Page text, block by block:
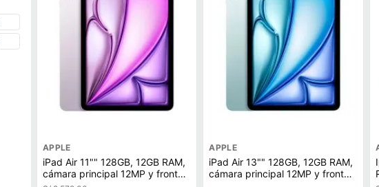
APPLE
iPad Air 11"" 128GB, 12GB RAM,
cámara principal 12MP y frontal
APPLE
iPad Air 13"" 128GB, 12GB RAM,
cámara principal 12MP y frontal